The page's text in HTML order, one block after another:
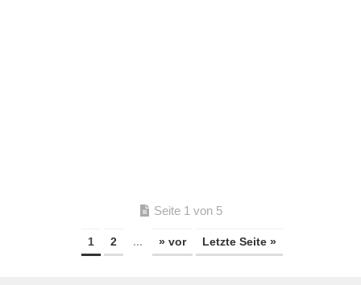
Seite 1 von 5
1 2 ... » vor Letzte Seite »